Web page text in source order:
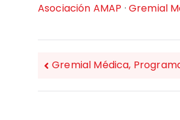
Asociación AMAP · Gremial
Gremial Médica,